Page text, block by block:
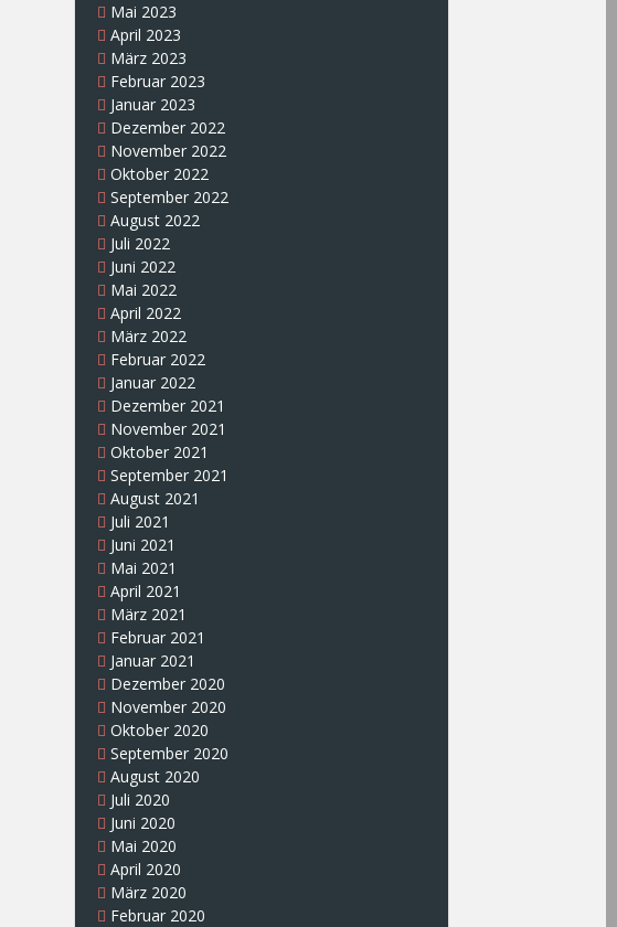
Mai 2023
April 2023
März 2023
Februar 2023
Januar 2023
Dezember 2022
November 2022
Oktober 2022
September 2022
August 2022
Juli 2022
Juni 2022
Mai 2022
April 2022
März 2022
Februar 2022
Januar 2022
Dezember 2021
November 2021
Oktober 2021
September 2021
August 2021
Juli 2021
Juni 2021
Mai 2021
April 2021
März 2021
Februar 2021
Januar 2021
Dezember 2020
November 2020
Oktober 2020
September 2020
August 2020
Juli 2020
Juni 2020
Mai 2020
April 2020
März 2020
Februar 2020